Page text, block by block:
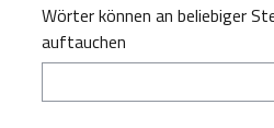
Wörter können an beliebiger
auftauchen